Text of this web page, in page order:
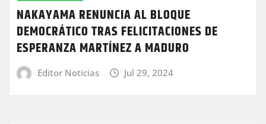
NAKAYAMA RENUNCIA AL BLOQUE
DEMOCRÁTICO TRAS FELICITACIONES DE
ESPERANZA MARTÍNEZ A MADURO
Editor Noticias Jul 29, 2024